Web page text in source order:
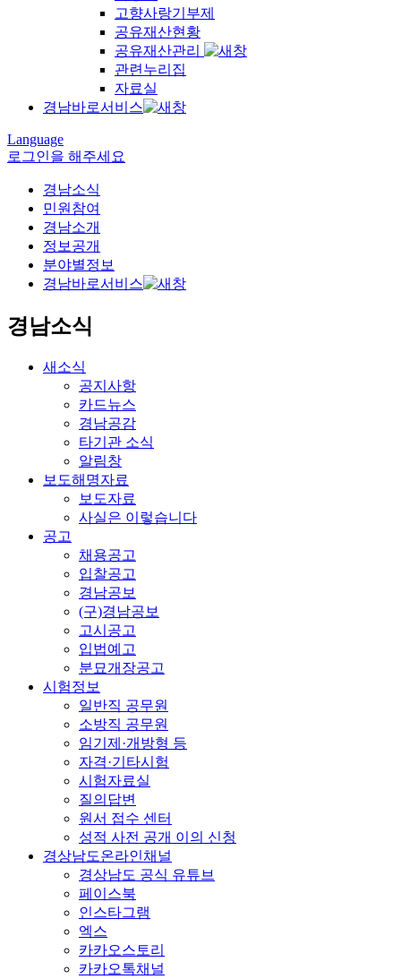
고향사랑기부제
공유재산현황
공유재산관리
관련누리집
자료실
경남바로서비스
Language
로그인을 해주세요
경남소식
민원참여
경남소개
정보공개
분야별정보
경남바로서비스
경남소식
새소식
공지사항
카드뉴스
경남공감
타기관 소식
알림창
보도해명자료
보도자료
사실은 이렇습니다
공고
채용공고
입찰공고
경남공보
(구)경남공보
고시공고
입법예고
분묘개장공고
시험정보
일반직 공무원
소방직 공무원
임기제·개방형 등
자격·기타시험
시험자료실
질의답변
원서 접수 센터
성적 사전 공개 이의 신청
경상남도온라인채널
경상남도 공식 유튜브
페이스북
인스타그램
엑스
카카오스토리
카카오톡채널